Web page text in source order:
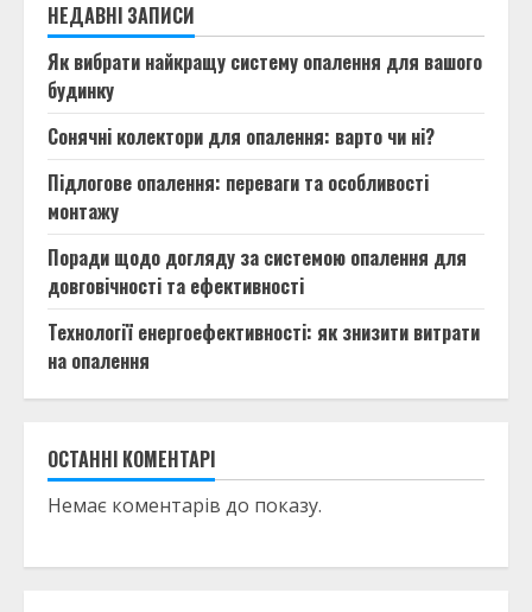
НЕДАВНІ ЗАПИСИ
Як вибрати найкращу систему опалення для вашого
будинку
Сонячні колектори для опалення: варто чи ні?
Підлогове опалення: переваги та особливості
монтажу
Поради щодо догляду за системою опалення для
довговічності та ефективності
Технології енергоефективності: як знизити витрати
на опалення
ОСТАННІ КОМЕНТАРІ
Немає коментарів до показу.